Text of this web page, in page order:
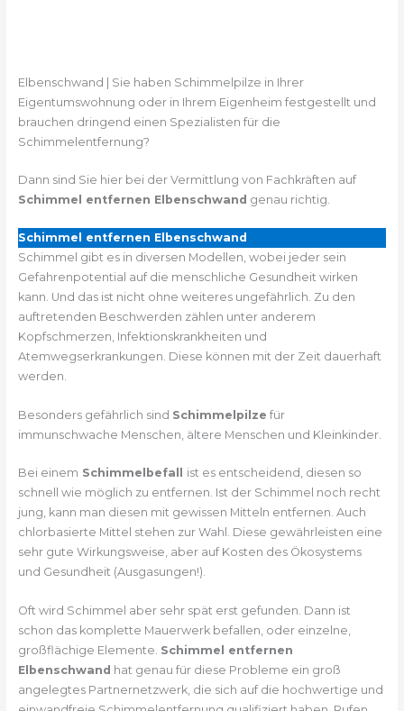
Elbenschwand | Sie haben Schimmelpilze in Ihrer
Eigentumswohnung oder in Ihrem Eigenheim festgestellt und
brauchen dringend einen Spezialisten für die
Schimmelentfernung?
Dann sind Sie hier bei der Vermittlung von Fachkräften auf
Schimmel entfernen Elbenschwand genau richtig.
Schimmel entfernen Elbenschwand
Schimmel gibt es in diversen Modellen, wobei jeder sein
Gefahrenpotential auf die menschliche Gesundheit wirken
kann. Und das ist nicht ohne weiteres ungefährlich. Zu den
auftretenden Beschwerden zählen unter anderem
Kopfschmerzen, Infektionskrankheiten und
Atemwegserkrankungen. Diese können mit der Zeit dauerhaft
werden.
Besonders gefährlich sind Schimmelpilze für
immunschwache Menschen, ältere Menschen und Kleinkinder.
Bei einem Schimmelbefall ist es entscheidend, diesen so
schnell wie möglich zu entfernen. Ist der Schimmel noch recht
jung, kann man diesen mit gewissen Mitteln entfernen. Auch
chlorbasierte Mittel stehen zur Wahl. Diese gewährleisten eine
sehr gute Wirkungsweise, aber auf Kosten des Ökosystems
und Gesundheit (Ausgasungen!).
Oft wird Schimmel aber sehr spät erst gefunden. Dann ist
schon das komplette Mauerwerk befallen, oder einzelne,
großflächige Elemente. Schimmel entfernen
Elbenschwand hat genau für diese Probleme ein groß
angelegtes Partnernetzwerk, die sich auf die hochwertige und